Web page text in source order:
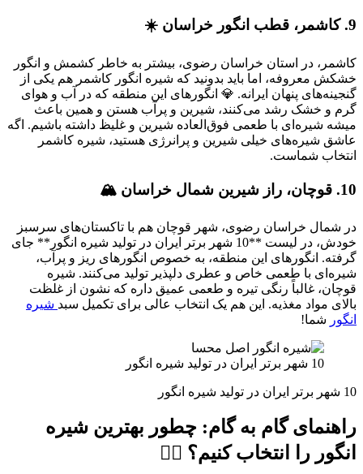
9. کاشمر، قطب انگور خراسان ☀️
کاشمر، در استان خراسان رضوی، بیشتر به خاطر کشمش و انگور
خشکش معروفه، اما باید بدونید که شیره انگور کاشمر هم یکی از
گنجینه‌های پنهان ایرانه. 💎 انگورهای این منطقه که در آب و هوای
گرم و خشک رشد می‌کنند، شیرین و پرآب هستن و همین باعث
میشه شیره‌ای با طعمی فوق‌العاده شیرین و غلیظ داشته باشیم. اگه
عاشق شیره‌های خیلی شیرین و پرانرژی هستید، شیره کاشمر
انتخاب شماست.
10. قوچان، راز شیرین شمال خراسان 🏔️
در شمال خراسان رضوی، شهر قوچان هم با تاکستان‌های سرسبز
خودش، در لیست **10 شهر برتر ایران در تولید شیره انگور** جای
گرفته. انگورهای این منطقه، به خصوص انگورهای ریز و پرآب،
شیره‌ای با طعمی خاص و عطری دلپذیر تولید می‌کنند. شیره
قوچان، غالباً رنگی تیره و طعمی عمیق داره که نشون از غلظت
بالای مواد مغذیه. این هم یک انتخاب عالی برای تکمیل سبد شیره
انگور شما!
10 شهر برتر ایران در تولید شیره انگور
10 شهر برتر ایران در تولید شیره انگور
راهنمای گام به گام: چطور بهترین شیره
انگور را انتخاب کنیم؟ 🕵️‍♀️